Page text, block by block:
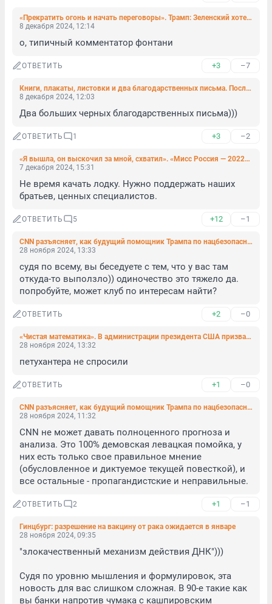
«Прекратить огонь и начать переговоры». Трамп: Зеленский хотел бы заключить сделку
8 декабря 2024, 12:14
о, типичный комментатор фонтани
ОТВЕТИТЬ +3 –7
Книги, плакаты, листовки и два благодарственных письма. После рейда на ЛГБТ*- вечеринку в Петербурге в отдел поехали 19 человек
8 декабря 2024, 12:03
Два больших черных благодарственных письма)))
ОТВЕТИТЬ 1 +3 –2
«Я вышла, он выскочил за мной, схватил». «Мисс Россия — 2022» рассказала «Фонтанке» подробности нападения таксиста
7 декабря 2024, 15:31
Не время качать лодку. Нужно поддержать наших
братьев, ценных специалистов.
ОТВЕТИТЬ 5 +12 –1
CNN разъясняет, как будущий помощник Трампа по нацбезопасности думает остановить украинский конфликт
28 ноября 2024, 13:33
судя по всему, вы беседуете с тем, что у вас там
откуда-то выползло)) одиночество это тяжело да.
попробуйте, может клуб по интересам найти?
ОТВЕТИТЬ +2 –0
«Чистая математика». В администрации президента США призвали Киев снизить возраст мобилизации до 18 лет
28 ноября 2024, 13:32
петухантера не спросили
ОТВЕТИТЬ +1 –0
CNN разъясняет, как будущий помощник Трампа по нацбезопасности думает остановить украинский конфликт
28 ноября 2024, 11:32
CNN не может давать полноценного прогноза и
анализа. Это 100% демовская левацкая помойка, у
них есть только свое правильное мнение
(обусловленное и диктуемое текущей повесткой), и
все остальные - пропагандистские и неправильные.
ОТВЕТИТЬ 2 +1 –1
Гинцбург: разрешение на вакцину от рака ожидается в январе
28 ноября 2024, 09:35
"злокачественный механизм действия ДНК")))
Судя по уровню мышления и формулировок, эта
новость для вас слишком сложная. В 90-е такие как
вы банки напротив чумака с кашпировским